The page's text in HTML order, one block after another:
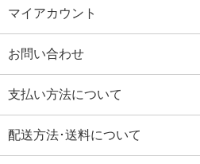
マイアカウント
お問い合わせ
支払い方法について
配送方法･送料について